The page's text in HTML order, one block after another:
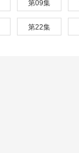
第09集
第22集